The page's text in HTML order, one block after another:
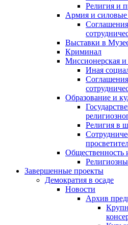
Религия и
Армия и силовые
Выставки в
Криминал
Миссионерская и
Иная
Образование и
Религия в
Завершенные проекты
Демократия в осаде
Новости
Архив